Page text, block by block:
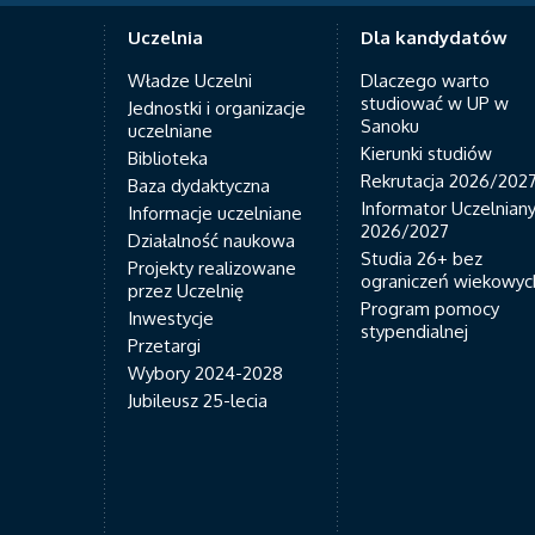
Uczelnia
Władze Uczelni
Jednostki i organizacje
uczelniane
Biblioteka
Baza dydaktyczna
Informacje uczelniane
Działalność naukowa
Projekty realizowane
przez Uczelnię
Inwestycje
Przetargi
Wybory 2024-2028
Jubileusz 25-lecia
Dla kandydatów
Dlaczego warto
studiować w UP w
Sanoku
Kierunki studiów
Rekrutacja 2026/2027
Informator Uczelniany
2026/2027
Studia 26+ bez
ograniczeń
Program pomocy
stypendialnej